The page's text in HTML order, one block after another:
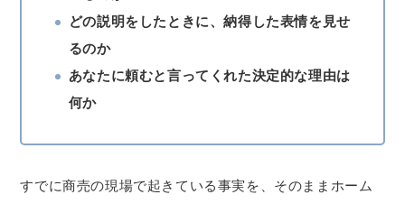
どの説明をしたときに、納得した表情を見せ
るのか
あなたに頼むと言ってくれた決定的な理由は
何か
すでに商売の現場で起きている事実を、そのままホーム